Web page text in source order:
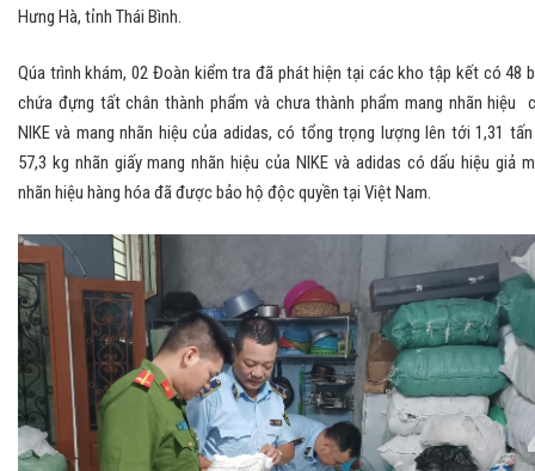
Hưng Hà, tỉnh Thái Bình.
Qúa trình khám, 02 Đoàn kiểm tra đã phát hiện tại các kho tập kết có 48
chứa đựng tất chân thành phẩm và chưa thành phẩm mang nhãn hiệu
NIKE và mang nhãn hiệu của adidas, có tổng trọng lượng lên tới 1,31
57,3 kg nhãn giấy mang nhãn hiệu của NIKE và adidas có dấu hiệu giả
nhãn hiệu hàng hóa đã được bảo hộ độc quyền tại Việt Nam.